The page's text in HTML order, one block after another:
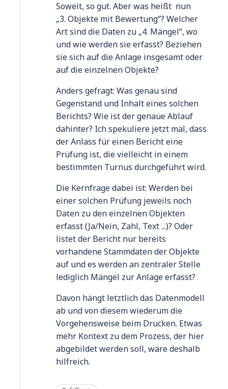
Soweit, so gut. Aber was heißt nun
„3. Objekte mit Bewertung“? Welcher
Art sind die Daten zu „4. Mängel“, wo
und wie werden sie erfasst? Beziehen
sie sich auf die Anlage insgesamt oder
auf die einzelnen Objekte?
Anders gefragt: Was genau sind
Gegenstand und Inhalt eines solchen
Berichts? Wie ist der genaue Ablauf
dahinter? Ich spekuliere jetzt mal, dass
der Anlass für einen Bericht eine
Prüfung ist, die vielleicht in einem
bestimmten Turnus durchgeführt wird.
Die Kernfrage dabei ist: Werden bei
einer solchen Prüfung jeweils noch
Daten zu den einzelnen Objekten
erfasst (Ja/Nein, Zahl, Text ...)? Oder
listet der Bericht nur bereits
vorhandene Stammdaten der Objekte
auf und es werden an zentraler Stelle
lediglich Mängel zur Anlage erfasst?
Davon hängt letztlich das Datenmodell
ab und von diesem wiederum die
Vorgehensweise beim Drucken. Etwas
mehr Kontext zu dem Prozess, der hier
abgebildet werden soll, wäre deshalb
hilfreich.